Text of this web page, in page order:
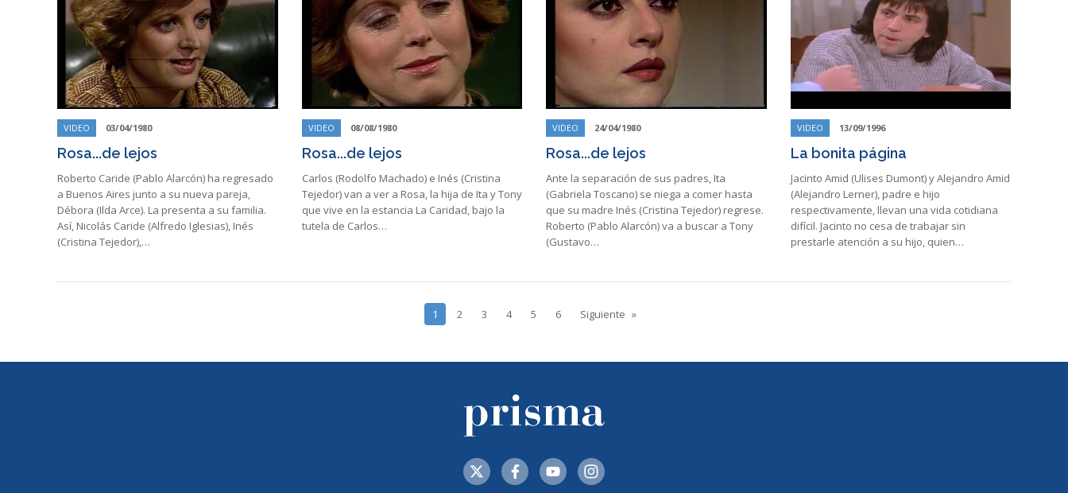
VIDEO 03/04/1980
Rosa...de lejos
Roberto Caride (Pablo Alarcón) ha regresado
a Buenos Aires junto a su nueva pareja,
Débora (Ilda Arce). La presenta a su familia.
Así, Nicolás Caride (Alfredo Iglesias), Inés
(Cristina Tejedor),…
VIDEO 08/08/1980
Rosa...de lejos
Carlos (Rodolfo Machado) e Inés (Cristina
Tejedor) van a ver a Rosa, la hija de Ita y Tony
que vive en la estancia La Caridad, bajo la
tutela de Carlos…
VIDEO 24/04/1980
Rosa...de lejos
Ante la separación de sus padres, Ita
(Gabriela Toscano) se niega a comer hasta
que su madre Inés (Cristina Tejedor) regrese.
Roberto (Pablo Alarcón) va a buscar a Tony
(Gustavo…
VIDEO 13/09/1996
La bonita página
Jacinto Amid (Ulises Dumont) y Alejandro Amid
(Alejandro Lerner), padre e hijo
respectivamente, llevan una vida cotidiana
difícil. Jacinto no cesa de trabajar sin
prestarle atención a su hijo, quien…
1 2 3 4 5 6 Siguiente